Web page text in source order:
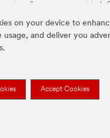
on your device to
usage, and deliver you
Accept Cookies
a cima são marcas comerciais da